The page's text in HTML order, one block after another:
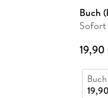
Buch
19,90